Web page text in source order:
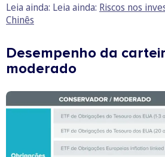
Leia ainda: Leia ainda: Riscos nos
Chinês
Desempenho da
moderado